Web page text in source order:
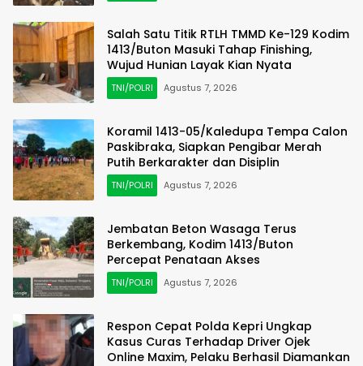
Salah Satu Titik RTLH TMMD Ke-129 Kodim
1413/Buton Masuki Tahap Finishing,
Wujud Hunian Layak Kian Nyata
TNI/POLRI Agustus 7, 2026
Koramil 1413-05/Kaledupa Tempa Calon
Paskibraka, Siapkan Pengibar Merah
Putih Berkarakter dan Disiplin
TNI/POLRI Agustus 7, 2026
Jembatan Beton Wasaga Terus
Berkembang, Kodim 1413/Buton
Percepat Penataan Akses
TNI/POLRI Agustus 7, 2026
Respon Cepat Polda Kepri Ungkap
Kasus Curas Terhadap Driver Ojek
Online Maxim, Pelaku Berhasil Diamankan